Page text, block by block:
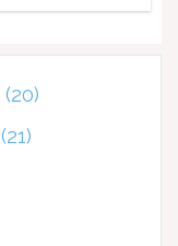
(20)
(21)